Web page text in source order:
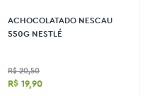
ACHOCOLATADO NESCAU
550G NESTLÉ
R$ 20,50
R$ 19,90